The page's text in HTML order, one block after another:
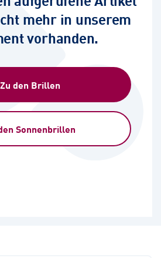
mehr in unserem
vorhanden.
Zu den Brillen
Sonnenbrillen